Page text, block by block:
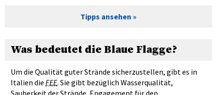
Tipps ansehen
Was bedeutet die Blaue Flagge?
Um die Qualität guter Strände sicherzustellen, gibt es in
Italien die FEE. Sie gibt bezüglich Wasserqualität,